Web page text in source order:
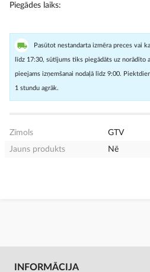
Piegādes laiks
Pasūtot nestandarta izmēra preces vai
līdz 17:30, sūtījums tiks piegādāts uz norādīto
pieejams izņemšanai nodaļā līdz 9:00.
1 stundu agrāk.
Zīmols
GTV
Jauns produkts
Nē
INFORMĀCIJA